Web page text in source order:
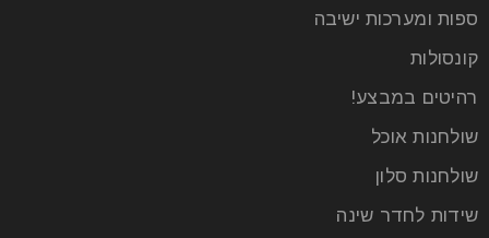
חיפוי קירות דקורטיבי מהווה בשנים האחרונות כטרנד חם
ופופולארי בעולם עיצוב הפנים. אחת האפשרויות היא לחפות
קרא עוד
ספות ומערכות ישיבה
קונסולות
רהיטים במבצע!
שולחנות אוכל
שולחנות סלון
שידות לחדר שינה